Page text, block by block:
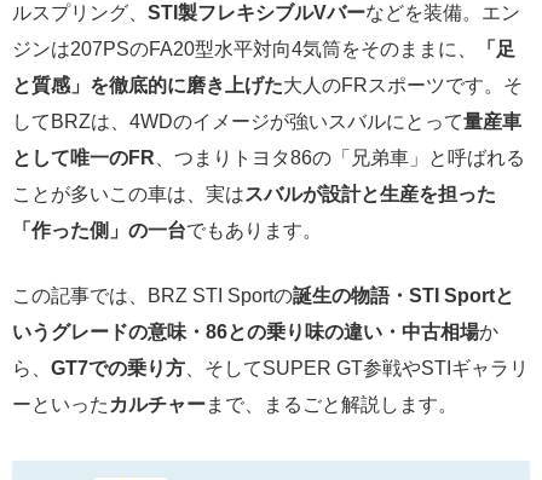
ルスプリング、 STI製フレキシブルVバーなどを装備。エン
ジンは207PSのFA20型水平対向4気筒をそのままに、
「足
と質感」を徹底的に磨き上げた大人のFRスポーツです。そ
してBRZは、4WDのイメージが強いスバルにとって量産車
として唯一のFR 、つまりトヨタ86の「兄弟車」と呼ばれる
ことが多いこの車は、実はスバルが設計と生産を担った
「作った側」の一台でもあります。
この記事では、BRZ STI Sportの誕生の物語・STI Sportと
いうグレードの意味・86との乗り味の違い・中古相場か
ら、 GT7での乗り方 、そしてSUPER GT参戦やSTIギャラリ
ーといった カルチャーまで、まるごと解説します。